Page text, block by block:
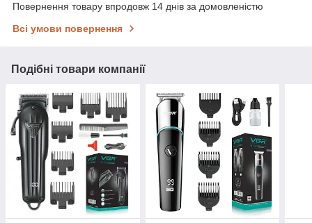
Повернення товару впродовж 14 днів за домовленістю
Всі умови повернення
Подібні товари компанії